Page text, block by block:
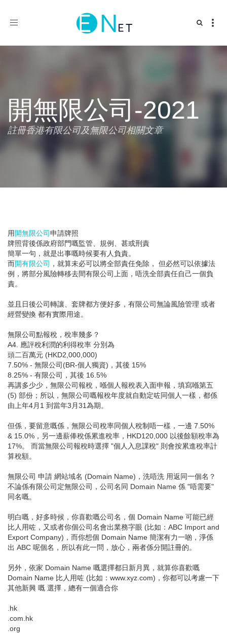
Toggle
開無限公司-2021
註冊香港有限公司及無限公司相關文章
用開無限公司申請牌照
牌照背後係政府部門嘅監管、規例、甚或刑責
簡單一句，就是出事嘅時候要有人負責。
而開有限公司 ，就算未必可以將全部責任免除， 但必然可以依據法
例，將部分風險轉移去間有限公司上面，唔洗全部責任自己一個負
責。
並且日後公司轉讓、套牌都方便好多，有限公司無論風險管理 或者
經營變換 都有實際用途。
無限公司點報稅，稅率幾多？
A4. 應評稅利潤的利得稅率 分別為
頭二百萬元 (HKD2,000,000)
7.50% - 無限公司(BR-個人獨資)，其後 15%
8.25% - 有限公司，其後 16.5%
再講多少少，無限公司報稅，喺個人報稅表入面申報，填寫喺第五
(5) 部份；所以，無限公司嘅報稅年度就自動定咗同個人一樣，都係
由上年4月1 到當年3月31為期。
但係，要留意嘅係，無限公司稅率同個人稅制唔一樣，一邊 7.50%
& 15.0%，另一邊薪俸稅係累進稅率，HKD120,000 以後餘額稅率為
17%。 而當無限公司報稅時選擇 "個人入息課稅" 則會按累進稅率計
算稅額。
無限公司 申請 網站域名 (Domain Name)，洗唔洗 用返同一個名？
不論係有限公司定無限公司，公司名同 Domain Name 係 "唔需要"
同名嘅。
明白嘅，好多時候，你喜歡嘅公司名，個 Domain Name 可能已經
比人用咗，又或者你個公司名會出業務字眼 (比如：ABC Import and
Export Company)，而你想個 Domain Name 簡潔有力一啲，淨係
出 ABC 呢個名，所以有此一問，放心，兩者係分開註冊的。
另外，依家 Domain Name 嘅選擇都日新月異，就算你喜歡嘅
Domain Name 比人用咗 (比如：www.xyz.com)，你都可以考慮一下
其他新興 嘅 選擇，總有一個適合你
.hk
.com.hk
.org